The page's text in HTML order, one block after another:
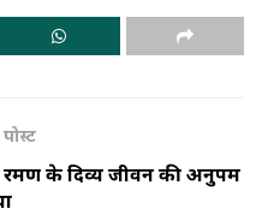
रमण के दिव्य जीवन की अनुपम